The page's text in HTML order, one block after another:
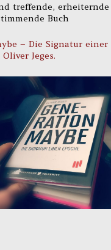
treffende,
Buch
– Die Signatur einer
Jeges.